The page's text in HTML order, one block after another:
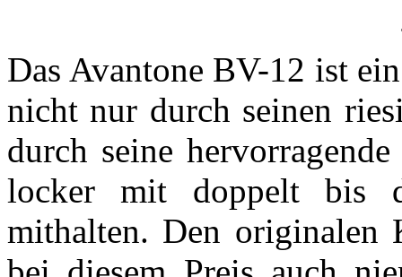
Das Avantone BV-12 ist
nicht nur durch seinen
durch seine
locker mit doppelt bis
mithalten. Den originalen